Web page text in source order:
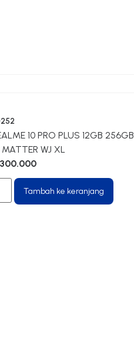
10 PRO PLUS 12GB 256GB
MATTER WJ XL
Tambah ke keranjang